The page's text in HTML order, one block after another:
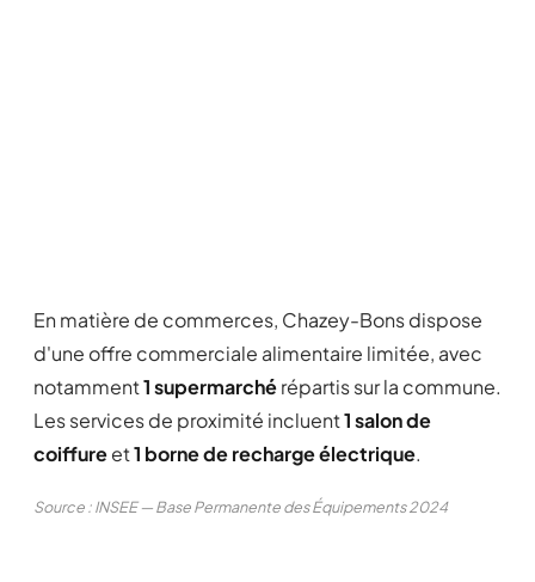
En matière de commerces, Chazey-Bons dispose
d'une offre commerciale alimentaire limitée, avec
notamment1 supermarchérépartis sur la commune.
Les services de proximité incluent1 salon de
coiffureet1 borne de recharge électrique.
Source : INSEE — Base Permanente des Équipements 2024